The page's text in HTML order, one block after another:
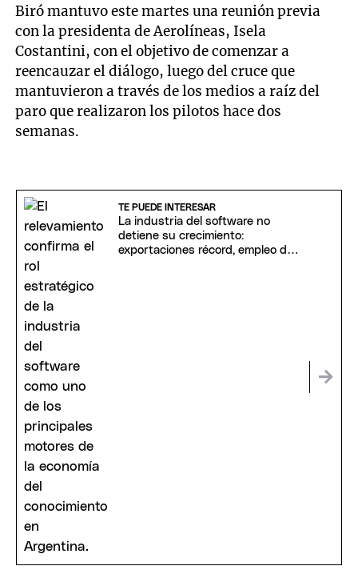
Biró mantuvo este martes una reunión previa
con la presidenta de Aerolíneas, Isela
Costantini, con el objetivo de comenzar a
reencauzar el diálogo, luego del cruce que
mantuvieron a través de los medios a raíz del
paro que realizaron los pilotos hace dos
semanas.
TE PUEDE INTERESAR
La industria del software no
detiene su crecimiento:
exportaciones récord, empleo de